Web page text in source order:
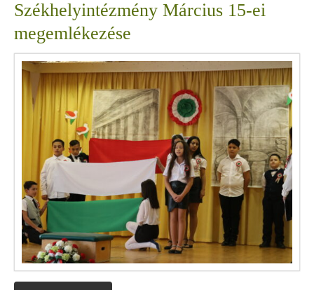
Székhelyintézmény Március 15-ei
megemlékezése